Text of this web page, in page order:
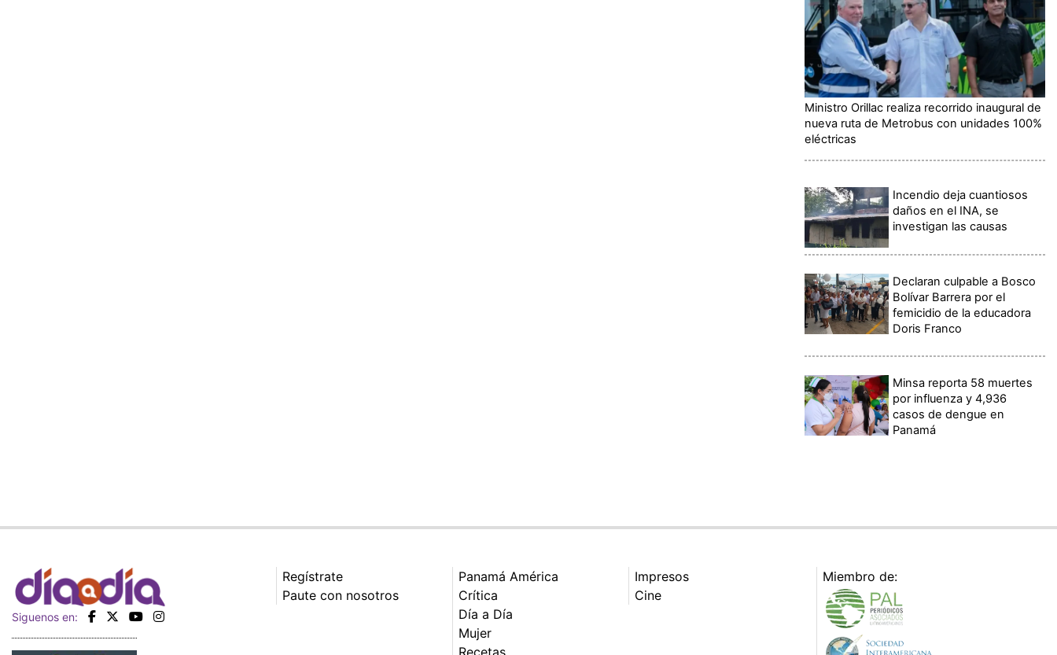
Ministro Orillac realiza recorrido inaugural de
nueva ruta de Metrobus con unidades 100%
eléctricas
Incendio deja cuantiosos
daños en el INA, se
investigan las causas
Declaran culpable a Bosco
Bolívar Barrera por el
femicidio de la educadora
Doris Franco
Minsa reporta 58 muertes
por influenza y 4,936
casos de dengue en
Panamá
Siguenos en:
Regístrate
Paute con nosotros
Panamá América
Crítica
Día a Día
Mujer
Recetas
Impresos
Cine
Miembro de: